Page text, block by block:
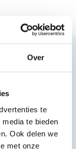
Over
te
te bieden
Ook delen we
met onze
drums zijn
drums.